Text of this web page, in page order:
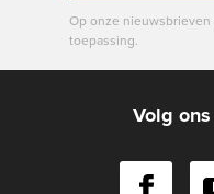
Op onze
toepassing.
Volg